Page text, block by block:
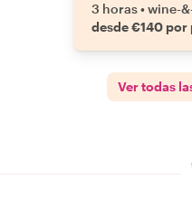
3 horas•wine-
desde €140 por
Ver todas